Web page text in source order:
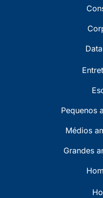
Pequenos
Médios
Grandes